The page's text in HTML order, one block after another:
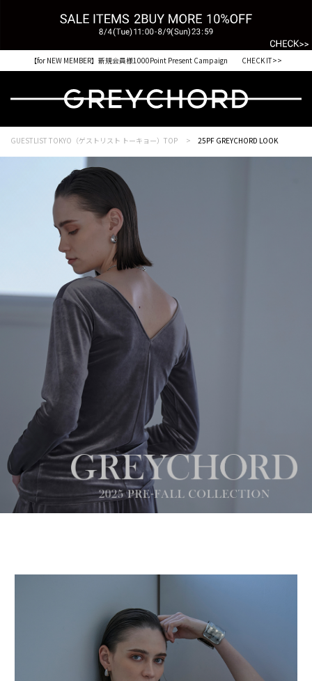
税込33,000円以上ご購入で送料無料 CHECK IT>>
【for NEW MEMBER】新規会員様1000Point Present Campaign CHECK IT>>
GUESTLIST TOKYO（ゲストリスト トーキョー）TOP 25PF GREYCHORD LOOK